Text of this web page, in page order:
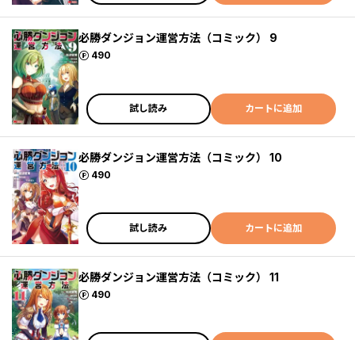
必勝ダンジョン運営方法（コミック） 9
490
ポイント
試し読み カートに追加
必勝ダンジョン運営方法（コミック） 10
490
ポイント
試し読み カートに追加
必勝ダンジョン運営方法（コミック） 11
490
ポイント